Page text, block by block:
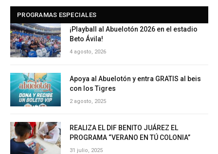
PROGRAMAS ESPECIALES
¡Playball al Abuelotón 2026 en el estadio
Beto Ávila!
4 agosto, 2026
Apoya al Abuelotón y entra GRATIS al beis
con los Tigres
2 agosto, 2025
REALIZA EL DIF BENITO JUÁREZ EL
PROGRAMA “VERANO EN TÚ COLONIA”
31 julio, 2025